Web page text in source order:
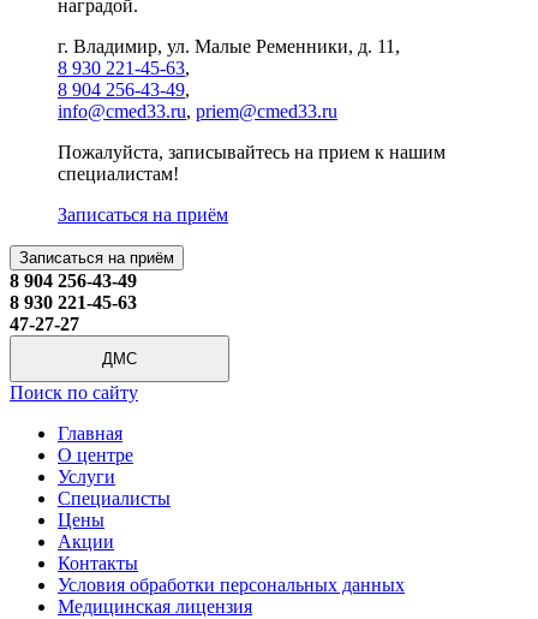
наградой.
г. Владимир, ул. Малые Ременники, д. 11,
8 930 221-45-63,
8 904 256-43-49,
info@cmed33.ru, priem@cmed33.ru
Пожалуйста, записывайтесь на прием к нашим
специалистам!
Записаться на приём
Записаться на приём
8 904 256-43-49
8 930 221-45-63
47-27-27
ДМС
Поиск по сайту
Главная
О центре
Услуги
Специалисты
Цены
Акции
Контакты
Условия обработки персональных данных
Медицинская лицензия